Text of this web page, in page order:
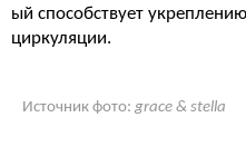
ый способствует
циркуляции.
Источник фото: grace & stella